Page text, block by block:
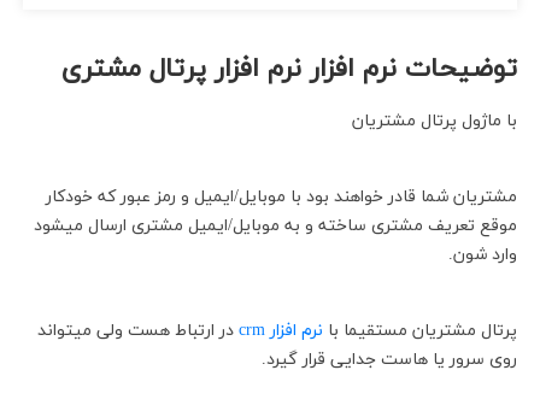
توضیحات نرم افزار نرم افزار پرتال مشتری
با ماژول پرتال مشتریان
مشتریان شما قادر خواهند بود با موبایل/ایمیل و رمز عبور که خودکار
موقع تعریف مشتری ساخته و به موبایل/ایمیل مشتری ارسال میشود
وارد شون.
پرتال مشتریان مستقیما با نرم افزار crm
در ارتباط هست ولی میتواند
روی سرور یا هاست جدایی قرار گیرد.